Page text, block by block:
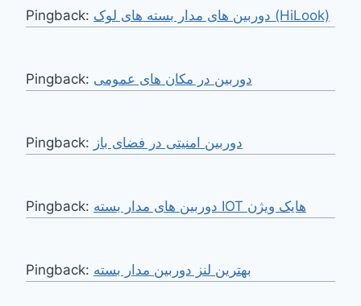
Pingback: دوربین های مدار بسته های لوک (HiLook)
Pingback: دوربین در مکان های عمومی
Pingback: دوربین امنیتی در فضای باز
Pingback: دوربین های مدار بسته IOT هایک ویژن
Pingback: بهترین لنز دوربین مدار بسته